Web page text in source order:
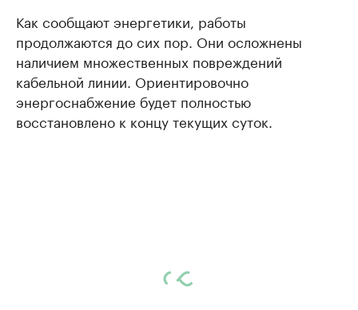
Как сообщают энергетики, работы
продолжаются до сих пор. Они осложнены
наличием множественных повреждений
кабельной линии. Ориентировочно
энергоснабжение будет полностью
восстановлено к концу текущих суток.